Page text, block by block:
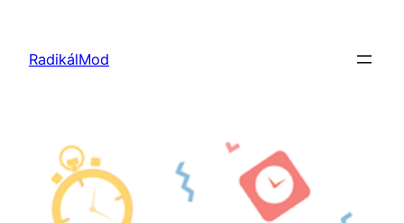
tartalomhoz
RadikálMod